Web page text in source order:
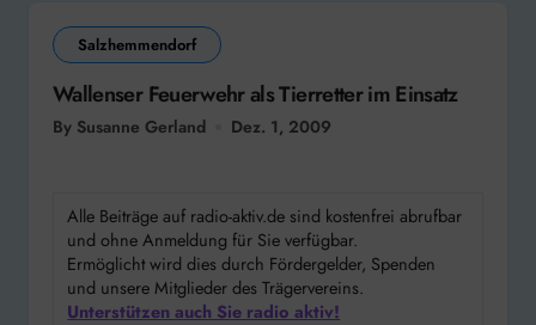
Salzhemmendorf
Wallenser Feuerwehr als Tierretter im Einsatz
By Susanne Gerland Dez. 1, 2009
Alle Beiträge auf radio-aktiv.de sind kostenfrei abrufbar
und ohne Anmeldung für Sie verfügbar.
Ermöglicht wird dies durch Fördergelder, Spenden
und unsere Mitglieder des Trägervereins.
Unterstützen auch Sie radio aktiv!